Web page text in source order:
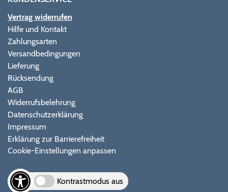
Vertrag widerrufen
Hilfe und Kontakt
Zahlungsarten
Versandbedingungen
Lieferung
Rücksendung
AGB
Widerrufsbelehrung
Datenschutzerklärung
Impressum
Erklärung zur Barrierefreiheit
Cookie-Einstellungen anpassen
Kontrastmodus aus